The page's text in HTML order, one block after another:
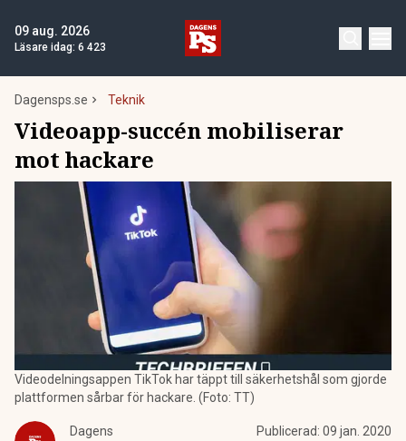
09 aug. 2026
Läsare idag: 6 423
Dagensps.se Teknik
Videoapp-succén mobiliserar
mot hackare
Videodelningsappen TikTok har täppt till säkerhetshål som gjorde
plattformen sårbar för hackare. (Foto: TT)
Dagens
Publicerad: 09 jan. 2020